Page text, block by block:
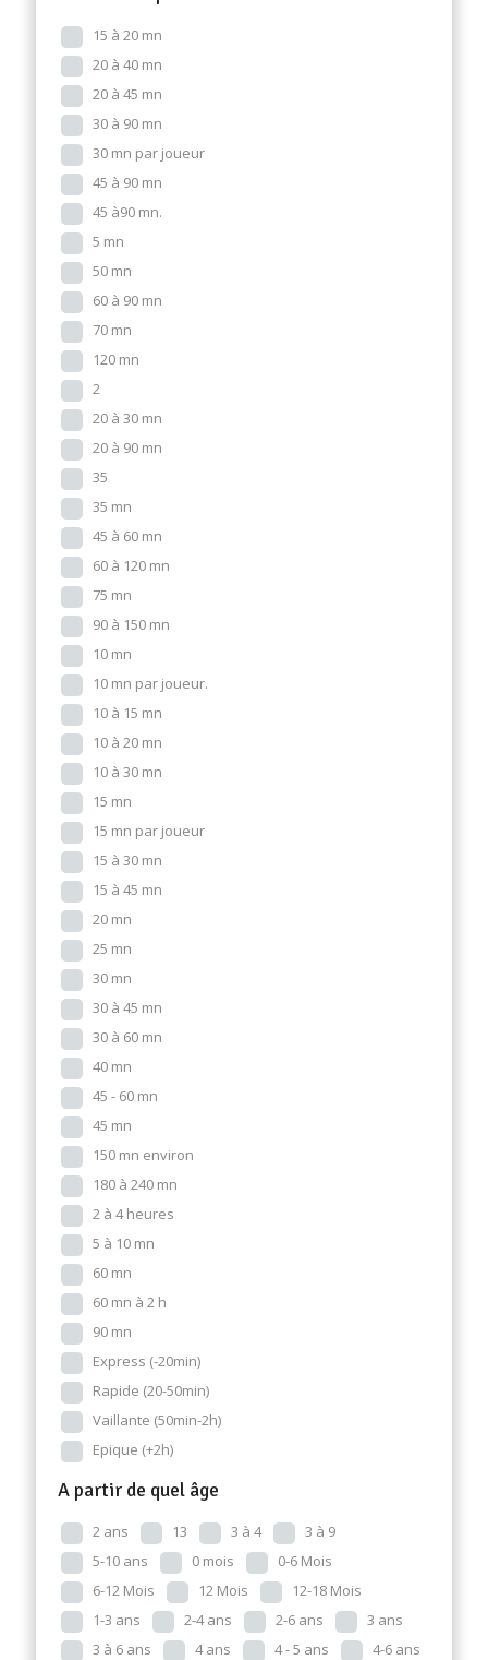
15 à 20 mn
20 à 40 mn
20 à 45 mn
30 à 90 mn
30 mn par joueur
45 à 90 mn
45 à90 mn.
5 mn
50 mn
60 à 90 mn
70 mn
120 mn
2
20 à 30 mn
20 à 90 mn
35
35 mn
45 à 60 mn
60 à 120 mn
75 mn
90 à 150 mn
10 mn
10 mn par joueur.
10 à 15 mn
10 à 20 mn
10 à 30 mn
15 mn
15 mn par joueur
15 à 30 mn
15 à 45 mn
20 mn
25 mn
30 mn
30 à 45 mn
30 à 60 mn
40 mn
45 - 60 mn
45 mn
150 mn environ
180 à 240 mn
2 à 4 heures
5 à 10 mn
60 mn
60 mn à 2 h
90 mn
Express (-20min)
Rapide (20-50min)
Vaillante (50min-2h)
Epique (+2h)
A partir de quel âge
2 ans 13 3 à 4
3 à 9
5-10 ans
0 mois
0-6 Mois
6-12 Mois
12 Mois
12-18 Mois
1-3 ans
2-4 ans 2-6 ans
3 ans
3 à 6 ans
4 ans 4 - 5 ans
4-6 ans